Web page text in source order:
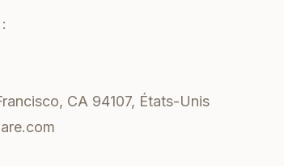
CA 94107, États-Unis